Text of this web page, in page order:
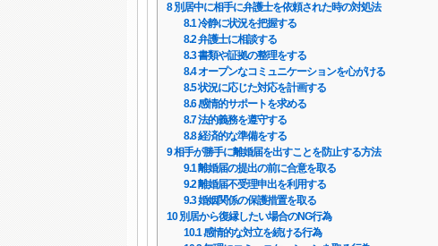
8別居中に相手に弁護士を依頼された時の対処法
8.1冷静に状況を把握する
8.2弁護士に相談する
8.3書類や証拠の整理をする
8.4オープンなコミュニケーションを心がける
8.5状況に応じた対応を計画する
8.6感情的サポートを求める
8.7法的義務を遵守する
8.8経済的な準備をする
9相手が勝手に離婚届を出すことを防止する方法
9.1離婚届の提出の前に合意を取る
9.2離婚届不受理申出を利用する
9.3婚姻関係の保護措置を取る
10別居から復縁したい場合のNG行為
10.1感情的な対立を続ける行為